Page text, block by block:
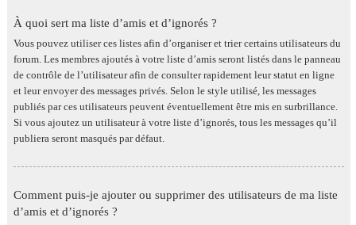
À quoi sert ma liste d’amis et d’ignorés ?
Vous pouvez utiliser ces listes afin d’organiser et trier certains utilisateurs du
forum. Les membres ajoutés à votre liste d’amis seront listés dans le panneau
de contrôle de l’utilisateur afin de consulter rapidement leur statut en ligne
et leur envoyer des messages privés. Selon le style utilisé, les messages
publiés par ces utilisateurs peuvent éventuellement être mis en surbrillance.
Si vous ajoutez un utilisateur à votre liste d’ignorés, tous les messages qu’il
publiera seront masqués par défaut.
Comment puis-je ajouter ou supprimer des utilisateurs de ma liste
d’amis et d’ignorés ?